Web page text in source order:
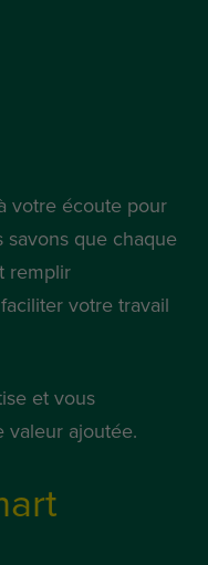
votre écoute pour
savons que chaque
remplir
votre travail
et vous
valeur ajoutée.